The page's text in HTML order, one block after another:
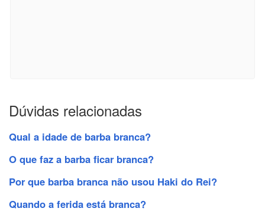
Dúvidas relacionadas
Qual a idade de barba branca?
O que faz a barba ficar branca?
Por que barba branca não usou Haki do Rei?
Quando a ferida está branca?